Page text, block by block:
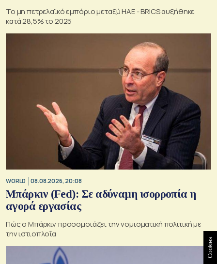
Το μη πετρελαϊκό εμπόριο μεταξύ ΗΑΕ - BRICS αυξήθηκε
κατά 28,5% το 2025
WORLD 08.08.2026, 20:08
Μπάρκιν (Fed): Σε αδύναμη ισορροπία η
αγορά εργασίας
Πώς ο Μπάρκιν προσομοιάζει την νομισματική πολιτική με
την ιστιοπλοΐα
Cookies